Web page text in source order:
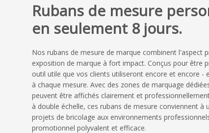
Rubans de mesure
en seulement 8 jours.
Nos rubans de mesure de marque combinent l'aspect
exposition de marque à fort impact. Conçus pour être
outil utile que vos clients utiliseront encore et encore -
à chaque mesure. Avec des zones de marquage
peuvent être affichés clairement et
à double échelle, ces rubans de mesure conviennent à
projets de bricolage aux environnements
promotionnel polyvalent et efficace.